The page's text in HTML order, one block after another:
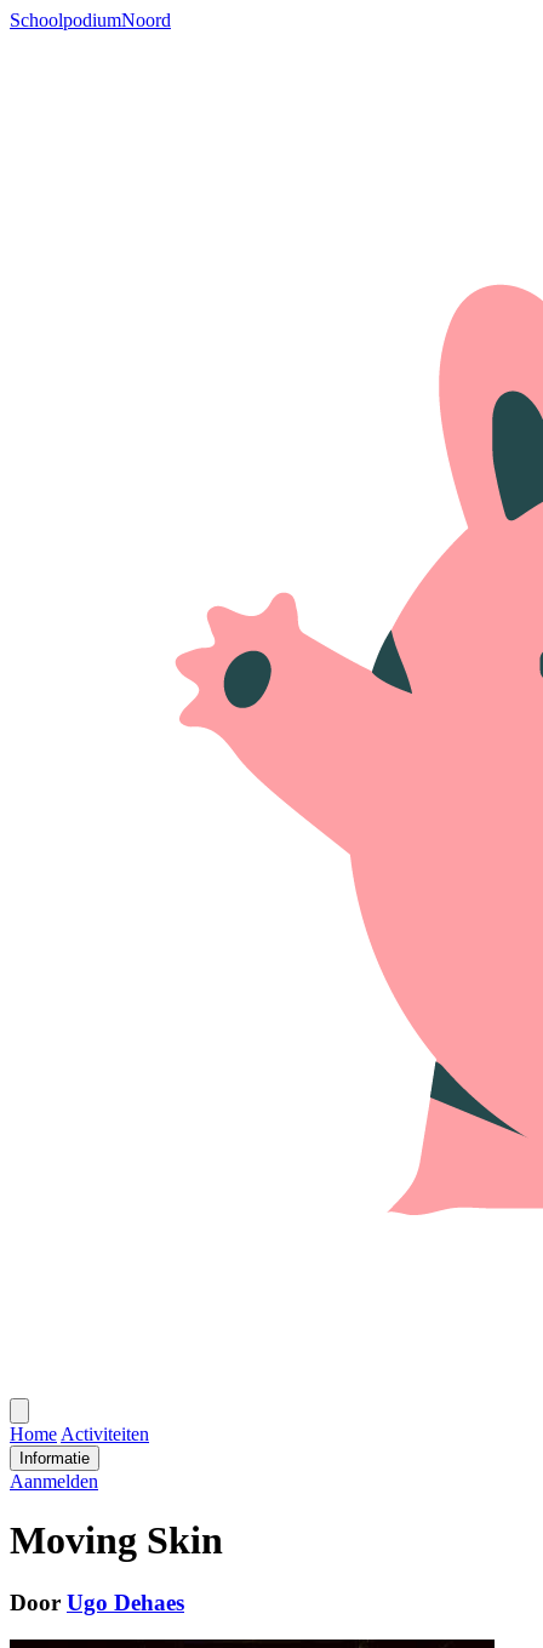
SchoolpodiumNoord
menu
Home Activiteiten
Informatie
Aanmelden
Moving Skin
Door Ugo Dehaes